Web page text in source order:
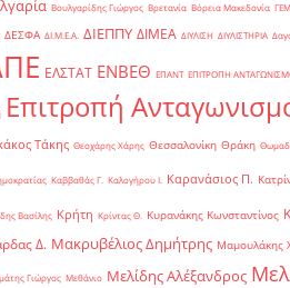
Βουλγαρίδης Γιώργος Βρετανία Βόρεια Μακεδονία
ΔΕΣΦΑ ΔΙ.Μ.Ε.Α. ΔΙΕΠΠΥ ΔΙΜΕΑ ΔΙΥΛΙΣΗ ΔΙΥΛΙΣΤΗΡΙΑ
ΕΛΣΤΑΤ ΕΝΒΕΘ ΕΠΑΝΤ ΕΠΙΤΡΟΠΗ
Επιτροπή
Τάκης Θεοχάρης Χάρης Θεσσαλονίκη Θράκη
Καββαθάς Γ. Καλογήρου Ι. Καρανάσιος Π.
Βασίλης Κρήτη Κρίντας Θ. Κυρανάκης Κωνσταντίνος
Δ. Μακρυβέλιος Δημήτρης Μαμουλάκης
Γιώργος Μεθάνιο Μελίδης Αλέξανδρος